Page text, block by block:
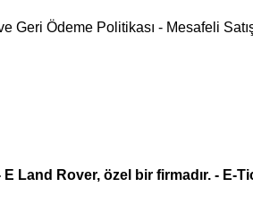
Geri Ödeme Politikası - Mesafeli
E Land Rover, özel bir firmadır. - E-